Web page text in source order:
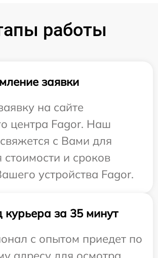
работы
заявки
на сайте
центра Fagor. Наш
с Вами для
стоимости и сроков
устройства Fagor.
курьера за 35 минут
с опытом приедет по